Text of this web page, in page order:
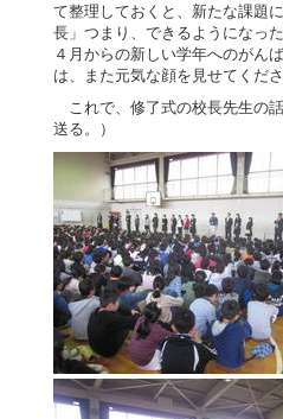
て整理しておくと、新たな課題
長」つまり、できるようになっ
４月からの新しい学年へのがん
は、また元気な顔を見せてくださ
これで、修了式の校長先生の
送る。）